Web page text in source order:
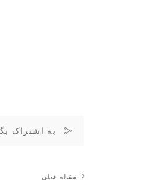
به اشتراک
مقاله قبلی